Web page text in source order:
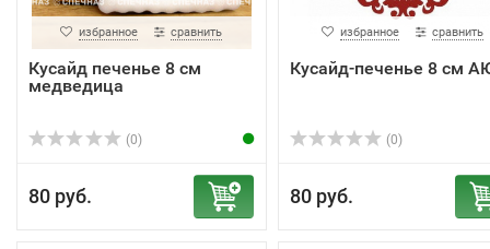
избранное сравнить
Кусайд печенье 8 см
медведица
(0)
80 руб.
избранное сравнить
Кусайд-печенье 8 см
(0)
80 руб.